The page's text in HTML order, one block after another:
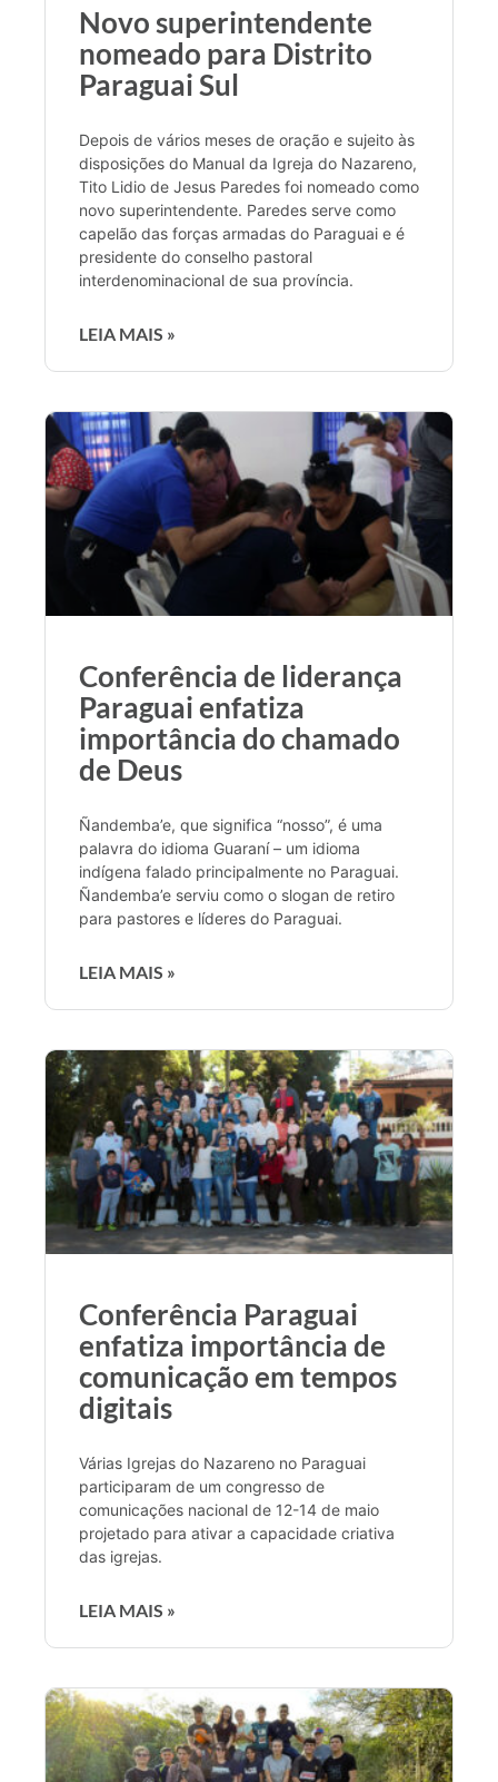
Novo superintendente
nomeado para Distrito
Paraguai Sul
Depois de vários meses de oração e sujeito às
disposições do Manual da Igreja do Nazareno,
Tito Lidio de Jesus Paredes foi nomeado como
novo superintendente. Paredes serve como
capelão das forças armadas do Paraguai e é
presidente do conselho pastoral
interdenominacional de sua província.
LEIA MAIS »
Conferência de liderança
Paraguai enfatiza
importância do chamado
de Deus
Ñandemba’e, que significa “nosso”, é uma
palavra do idioma Guaraní – um idioma
indígena falado principalmente no Paraguai.
Ñandemba’e serviu como o slogan de retiro
para pastores e líderes do Paraguai.
LEIA MAIS »
Conferência Paraguai
enfatiza importância de
comunicação em tempos
digitais
Várias Igrejas do Nazareno no Paraguai
participaram de um congresso de
comunicações nacional de 12-14 de maio
projetado para ativar a capacidade criativa
das igrejas.
LEIA MAIS »